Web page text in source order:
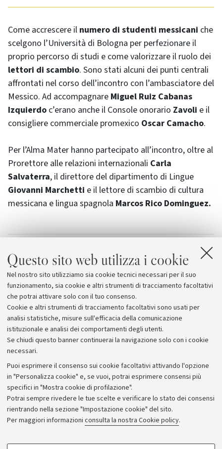
Questo sito web utilizza i cookie
Nel nostro sito utilizziamo sia cookie tecnici necessari per il suo
funzionamento, sia cookie e altri strumenti di tracciamento facoltativi
che potrai attivare solo con il tuo consenso.
Cookie e altri strumenti di tracciamento facoltativi sono usati per
analisi statistiche, misure sull'efficacia della comunicazione
istituzionale e analisi dei comportamenti degli utenti.
Se chiudi questo banner continuerai la navigazione solo con i cookie
necessari.
Puoi esprimere il consenso sui cookie facoltativi attivando l'opzione
in "Personalizza cookie" e, se vuoi, potrai esprimere consensi più
specifici in "Mostra cookie di profilazione".
Potrai sempre rivedere le tue scelte e verificare lo stato dei consensi
rientrando nella sezione "Impostazione cookie" del sito.
Per maggiori informazioni consulta la nostra Cookie policy.
Come accrescere il numero di studenti messicani che
scelgono l’Università di Bologna per perfezionare il
proprio percorso di studi e come valorizzare il ruolo dei
lettori di scambio. Sono stati alcuni dei punti centrali
affrontati nel corso dell’incontro con l’ambasciatore del
Messico. Ad accompagnare Miguel Ruiz Cabanas
Izquierdo c’erano anche il Console onorario Zavoli e il
consigliere commerciale promexico Oscar Camacho.
Per l’Alma Mater hanno partecipato all’incontro, oltre al
Prorettore alle relazioni internazionali Carla
Salvaterra, il direttore del dipartimento di Lingue
Giovanni Marchetti e il lettore di scambio di cultura
messicana e lingua spagnola Marcos Rico Dominguez.
Allegati
Intervista a Marcos Rico Dominguez- Lettore di
scambio
Archivio
Comunicati stampa
Redazione
Rassegna stampa